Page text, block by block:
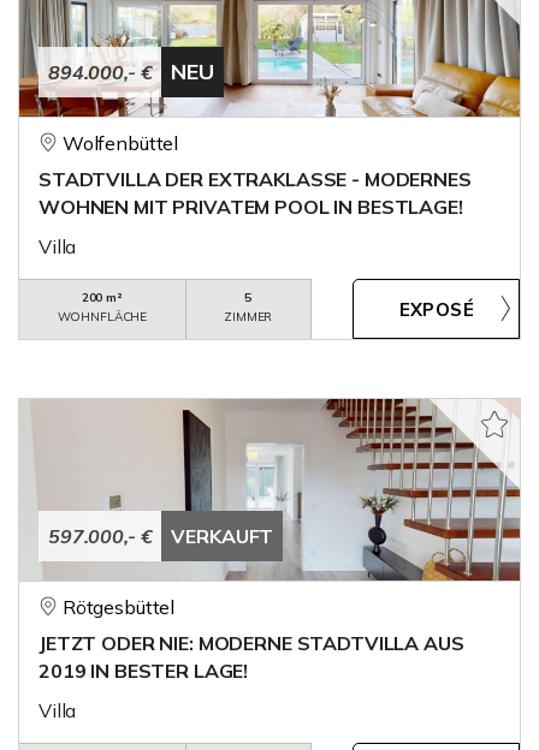
894.000,- € NEU
Wolfenbüttel
STADTVILLA DER EXTRAKLASSE - MODERNES
WOHNEN MIT PRIVATEM POOL IN BESTLAGE!
Villa
200 m²
WOHNFLÄCHE
5
ZIMMER
597.000,- € VERKAUFT
Rötgesbüttel
JETZT ODER NIE: MODERNE STADTVILLA AUS
2019 IN BESTER LAGE!
Villa